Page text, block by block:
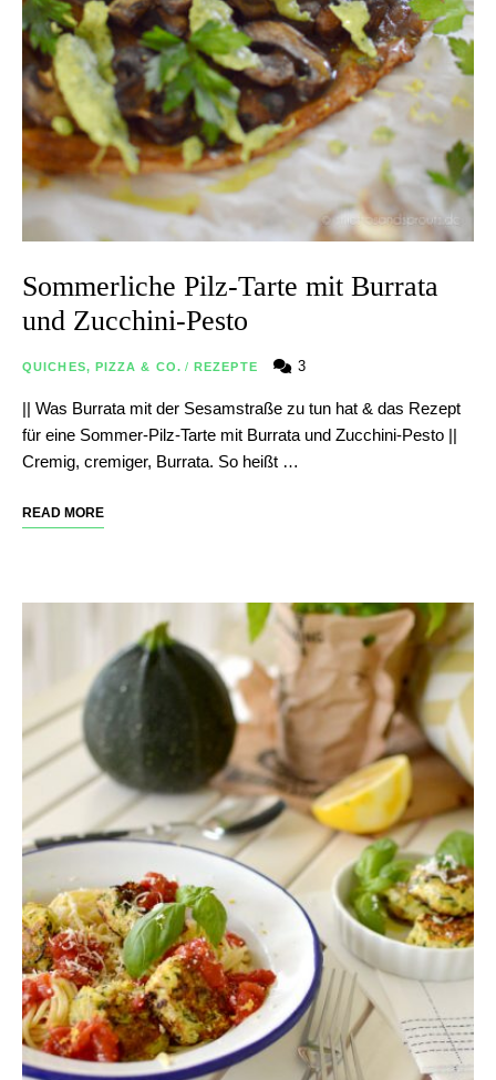
Sommerliche Pilz-Tarte mit Burrata
und Zucchini-Pesto
QUICHES, PIZZA & CO. / REZEPTE 3
|| Was Burrata mit der Sesamstraße zu tun hat & das Rezept
für eine Sommer-Pilz-Tarte mit Burrata und Zucchini-Pesto ||
Cremig, cremiger, Burrata. So heißt …
READ MORE